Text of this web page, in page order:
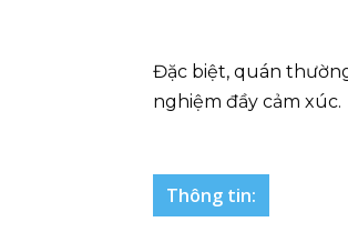
Đặc biệt, quán
nghiệm đầy cảm xúc.
Thông tin: